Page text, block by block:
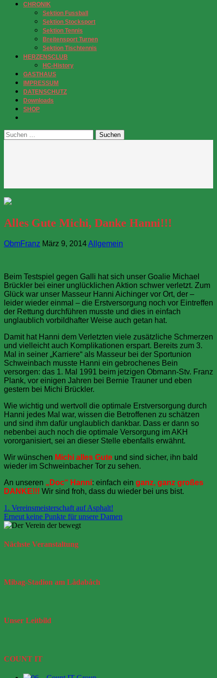
CHRONIK
Sektion Fussball
Sektion Stocksport
Sektion Tennis
Breitensport Turnen
Sektion Tischtennis
HERZENSCLUB
HC-History
GASTHAUS
IMPRESSUM
DATENSCHUTZ
Downloads
SHOP
Suchen
nach:
Alles Gute Michi, Danke Hanni!!!
ObmFranz März 9, 2014Allgemein
Beim Testspiel gegen Galli hat sich unser Goalie Michael
Brückler bei einer unglücklichen Aktion schwer verletzt. Zum
Glück war unser Masseur Hanni Aichinger vor Ort, der –
leider wieder einmal – die Erstversorgung noch vor Eintreffen
der Rettung durchführen musste und dies in einfach
unglaublich vorbildhafter Weise auch getan hat.
Damit hat Hanni dem Verletzten viele zusätzliche Schmerzen
und vielleicht auch Komplikationen erspart. Bereits zum 3.
Mal in seiner „Karriere“ als Masseur bei der Sportunion
Schweinbach musste Hanni ein gebrochenes Bein
versorgen: das 1. Mal 1991 beim jetzigen Obmann-Stv. Franz
Plank, vor einigen Jahren bei Bernie Trauner und eben
gestern bei Michi Brückler.
Wie wichtig und wertvoll die optimale Erstversorgung durch
Hanni jedes Mal war, wissen die Betroffenen zu schätzen
und sind ihm dafür unglaublich dankbar. Dass er dann so
nebenbei auch noch die optimale Versorgung im AKH
vororganisiert, sei an dieser Stelle ebenfalls erwähnt.
Wir wünschen Michi alles Gute und sind sicher, ihn bald
wieder im Schweinbacher Tor zu sehen.
An unseren „Doc“ Hanni: einfach ein ganz, ganz großes
DANKE!!! Wir sind froh, dass du wieder bei uns bist.
Beitragsnavigation
1. Vereinsmeisterschaft auf Asphalt!
Erneut keine Punkte für unsere Damen
Nächste Veranstaltung
Mibag-Stadion am Lådabåch
Unser Leitbild
COUNT IT